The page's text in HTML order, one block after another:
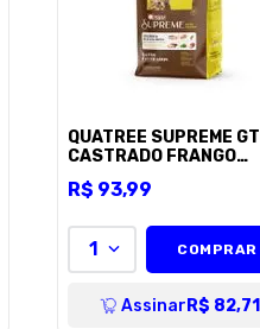
QUATREE SUPREME GT
CASTRADO FRANGO
R$ 93,99
1 COMPRAR
Assinar R$ 82,71